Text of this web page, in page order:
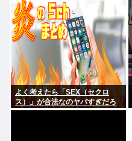
よく考えたら「SEX（セクロ
ス）」が合法なのヤバすぎだろ